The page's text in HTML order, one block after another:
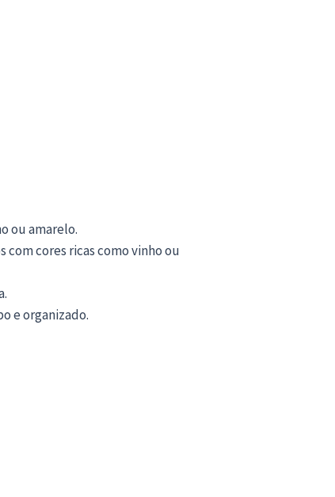
ou amarelo.
cores ricas como vinho ou
e organizado.